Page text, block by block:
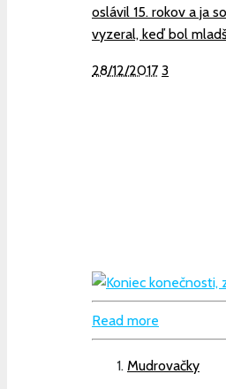
oslávil 15. rokov a ja
vyzeral, keď bol
28/12/2017 3
Read more
Mudrovačky